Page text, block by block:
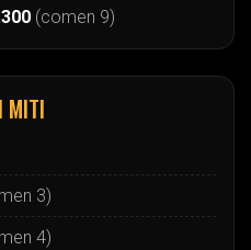
(comen 9)
MITI
3)
4)